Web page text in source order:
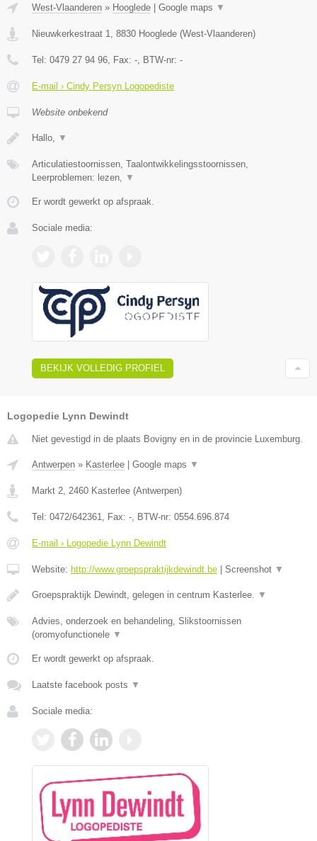
West-Vlaanderen » Hooglede Google maps ▼
Nieuwkerkestraat 1 8830 Hooglede (West-Vlaanderen)
Tel: 0479 27 94 96 , Fax: - , BTW-nr: -
E-mail › Cindy Persyn Logopediste
Website onbekend
Hallo, ▼
Articulatiestoornissen, Taalontwikkelingsstoornissen,
Leerproblemen: lezen,
▼
Er wordt gewerkt op afspraak.
Sociale media:
BEKIJK VOLLEDIG PROFIEL
Logopedie Lynn Dewindt
Niet gevestigd in de plaats Bovigny en in de provincie Luxemburg.
Antwerpen » Kasterlee Google maps ▼
Markt 2, 2460 Kasterlee (Antwerpen)
Tel: 0472/642361, Fax: -, BTW-nr: 0554.696.874
E-mail › Logopedie Lynn Dewindt
Website: http://www.groepspraktijkdewindt.be Screenshot ▼
Groepspraktijk Dewindt, gelegen in centrum Kasterlee. ▼
Advies, onderzoek en behandeling, Slikstoornissen
(oromyofunctionele ▼
Er wordt gewerkt op afspraak.
Laatste facebook posts ▼
Sociale media: